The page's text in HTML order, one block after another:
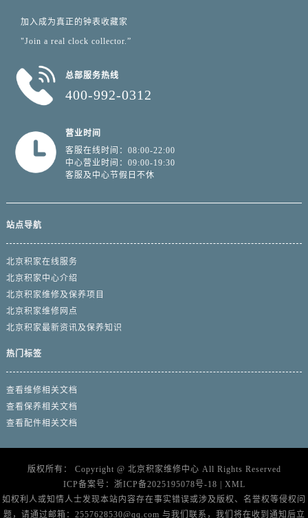
加入成为真正的钟表收藏家
"Join a real clock collector.”
总部服务热线
400-992-0312
营业时间
客服在线时间：08:00-22:00
中心营业时间：09:00-19:30
客服及中心节假日不休
站点导航
北京积家在线服务
北京积家中心介绍
北京积家维修及保养项目
北京积家维修网点
北京积家最新资讯及保养知识
热门标签
查看维修相关文档
查看保养相关文档
查看配件相关文档
版权所有： Copyright @ 北京积家维修中心 All Rights Reserved
ICP备案号： 浙ICP备2025195078号-18
XML
如权利人或知情人士发现本站内容存在事实错误或涉及版权、名誉权等侵权问
题，请通过邮箱：2557628530@qq.com 与我们联系，我们将在收到通知后立